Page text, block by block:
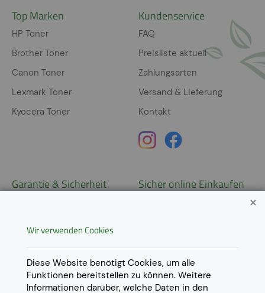
Top Marken
HP Toner
Brother Toner
Canon Toner
Lexmark Toner
Kyocera Toner
Kundenservice
FAQ
Preisliste aktuell
Zahlungsarten
Versand & Lieferung
Kontakt
Garantie & Sicherheit
Datenschutz
Impressum
Sicher online Einkaufen
Lieferungen in weitere Länder
gerne aufAnfrage
Wir verwenden Cookies
Diese Website benötigt Cookies, um alle
Funktionen bereitstellen zu können. Weitere
Informationen darüber, welche Daten in den